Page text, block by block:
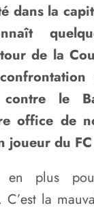
dans la
de la
contre le
office de
joueur du
en plus
la